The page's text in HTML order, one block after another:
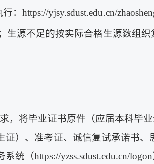
https://yjsy.sdust.edu.cn/
源不足的按实际合格生源数组织
，将毕业证书原件（应届本科毕
）、准考证、诚信复试承诺书、
统（https://yzss.sdust.edu.cn/